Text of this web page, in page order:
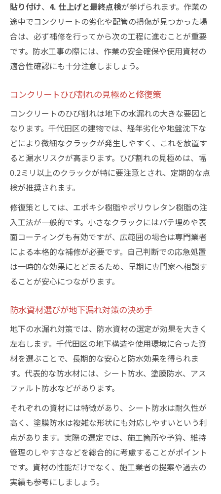
貼り付け、 4. 仕上げと最終点検が挙げられます。作業の
途中でコンクリートの劣化や配管の損傷が見つかった場
合は、必ず補修を行ってから次の工程に進むことが重要
です。防水工事の際には、作業の安全確保や使用資材の
適合性確認にも十分注意しましょう。
コンクリートひび割れの見極めと修復策
コンクリートのひび割れは地下の水漏れの大きな要因と
なります。千代田区の建物では、経年劣化や地盤沈下な
どにより微細なクラックが発生しやすく、これを放置す
ると漏水リスクが高まります。ひび割れの見極めは、幅
0.2ミリ以上のクラックが特に要注意とされ、定期的な点
検が推奨されます。
修復策としては、エポキシ樹脂やポリウレタン樹脂の注
入工法が一般的です。小さなクラックにはパテ埋めや表
面コーティングも有効ですが、広範囲の場合は専門業者
による本格的な補修が必要です。自己判断での応急処置
は一時的な効果にとどまるため、早期に専門家へ相談す
ることが安心につながります。
防水資材選びが地下漏れ対策の決め手
地下の水漏れ対策では、防水資材の選定が効果を大きく
左右します。千代田区の地下構造や使用環境に合った資
材を選ぶことで、長期的な安心と防水効果を得られま
す。代表的な防水材には、シート防水、塗膜防水、アス
ファルト防水などがあります。
それぞれの資材には特徴があり、シート防水は耐久性が
高く、塗膜防水は複雑な形状にも対応しやすいという利
点があります。実際の選定では、施工箇所や予算、維持
管理のしやすさなどを総合的に考慮することがポイント
です。資材の性能だけでなく、施工業者の提案や過去の
実績も参考にしましょう。